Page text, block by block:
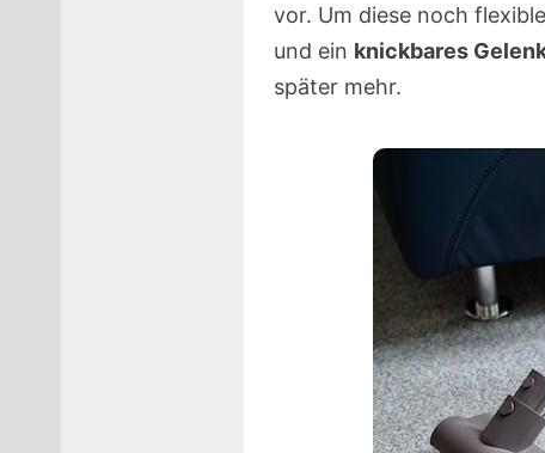
vor. Um diese noch
und ein knickbares
später mehr.